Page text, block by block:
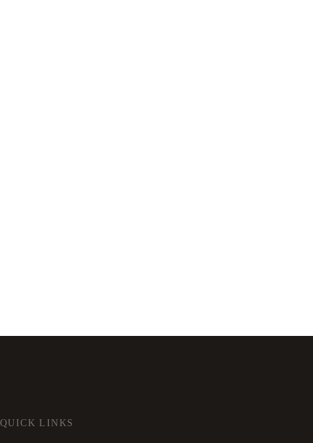
QUICK LINKS